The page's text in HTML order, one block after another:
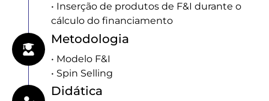
• Inserção de produtos de F&I durante o
cálculo do financiamento
Metodologia
• Modelo F&I
• Spin Selling
Didática